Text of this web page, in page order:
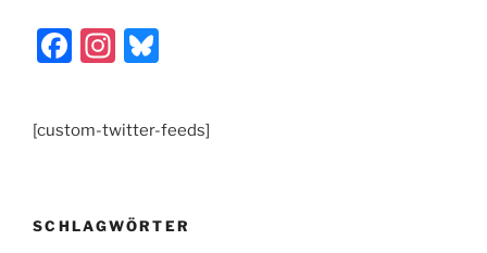
F
e
o
In
a
gr
m
e
s
y
[custom-twitter-feeds]
SCHLAGWÖRTER